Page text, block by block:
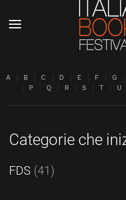
Skip to main content
A B C D E F G
P
Q R S T U
Categorie che
FDS (41)